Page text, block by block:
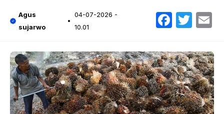
Agus
sujarwo
04-07-2026 -
10.01